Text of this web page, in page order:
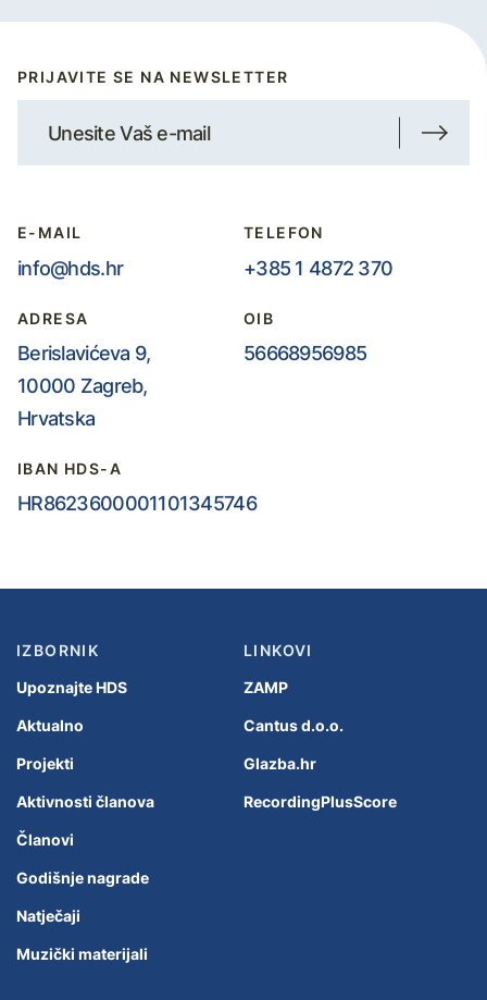
PRIJAVITE SE NA NEWSLETTER
E-MAIL
info@hds.hr
TELEFON
+385 1 4872 370
ADRESA
Berislavićeva 9,
10000 Zagreb,
Hrvatska
OIB
56668956985
IBAN HDS-A
HR8623600001101345746
IZBORNIK
Upoznajte HDS
Aktualno
Projekti
Aktivnosti članova
Članovi
Godišnje nagrade
Natječaji
Muzički materijali
LINKOVI
ZAMP
Cantus d.o.o.
Glazba.hr
RecordingPlusScore